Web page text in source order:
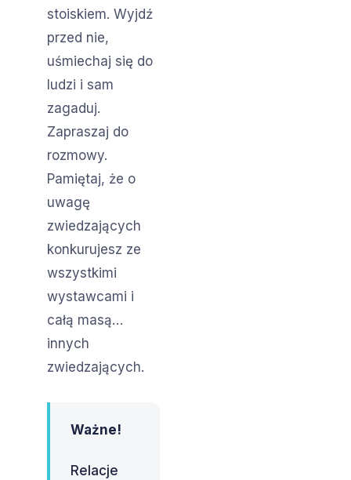
stoiskiem. Wyjdź
przed nie,
uśmiechaj się do
ludzi i sam
zagaduj.
Zapraszaj do
rozmowy.
Pamiętaj, że o
uwagę
zwiedzających
konkurujesz ze
wszystkimi
wystawcami i
całą masą…
innych
zwiedzających.
Ważne!
Relacje